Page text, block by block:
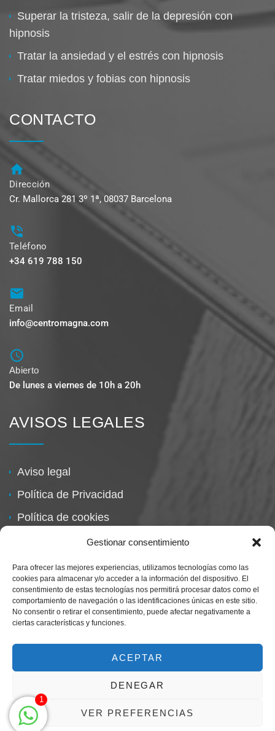
Gestionar consentimiento
Para ofrecer las mejores experiencias, utilizamos tecnologías como las
cookies para almacenar y/o acceder a la información del dispositivo. El
consentimiento de estas tecnologías nos permitirá procesar datos como el
comportamiento de navegación o las identificaciones únicas en este sitio.
No consentir o retirar el consentimiento, puede afectar negativamente a
ciertas características y funciones.
ACEPTAR
DENEGAR
VER PREFERENCIAS
Superar la tristeza, salir de la depresión con
hipnosis
Tratar la ansiedad y el estrés con hipnosis
Tratar miedos y fobias con hipnosis
CONTACTO
Dirección
Cr. Mallorca 281 3º 1ª, 08037 Barcelona
Teléfono
+34 619 788 150
Email
info@centromagna.com
Abierto
De lunes a viernes de 10h a 20h
AVISOS LEGALES
Aviso legal
Política de Privacidad
Política de cookies
Política de devoluciones
Marca Registrada
1